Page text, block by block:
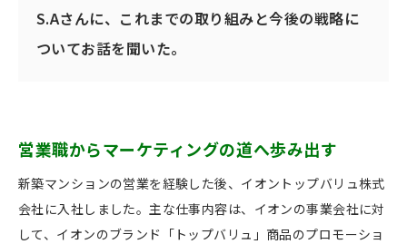
S.Aさんに、これまでの取り組みと今後の戦略に
ついてお話を聞いた。
営業職からマーケティングの道へ歩み出す
新築マンションの営業を経験した後、イオントップバリュ株式
会社に入社しました。主な仕事内容は、イオンの事業会社に対
して、イオンのブランド「トップバリュ」商品のプロモーショ